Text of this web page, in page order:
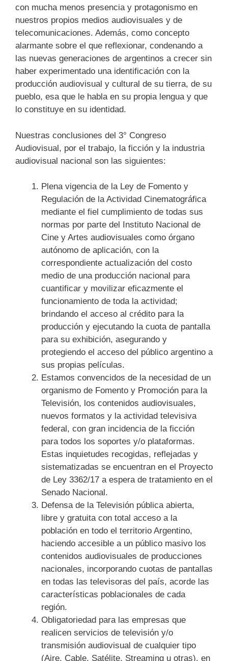
con mucha menos presencia y protagonismo en
nuestros propios medios audiovisuales y de
telecomunicaciones. Además, como concepto
alarmante sobre el que reflexionar, condenando a
las nuevas generaciones de argentinos a crecer sin
haber experimentado una identificación con la
producción audiovisual y cultural de su tierra, de su
pueblo, esa que le habla en su propia lengua y que
lo constituye en su identidad.
Nuestras conclusiones del 3° Congreso
Audiovisual, por el trabajo, la ficción y la industria
audiovisual nacional son las siguientes:
Plena vigencia de la Ley de Fomento y
Regulación de la Actividad Cinematográfica
mediante el fiel cumplimiento de todas sus
normas por parte del Instituto Nacional de
Cine y Artes audiovisuales como órgano
autónomo de aplicación, con la
correspondiente actualización del costo
medio de una producción nacional para
cuantificar y movilizar eficazmente el
funcionamiento de toda la actividad;
brindando el acceso al crédito para la
producción y ejecutando la cuota de pantalla
para su exhibición, asegurando y
protegiendo el acceso del público argentino a
sus propias películas.
Estamos convencidos de la necesidad de un
organismo de Fomento y Promoción para la
Televisión, los contenidos audiovisuales,
nuevos formatos y la actividad televisiva
federal, con gran incidencia de la ficción
para todos los soportes y/o plataformas.
Estas inquietudes recogidas, reflejadas y
sistematizadas se encuentran en el Proyecto
de Ley 3362/17 a espera de tratamiento en el
Senado Nacional.
Defensa de la Televisión pública abierta,
libre y gratuita con total acceso a la
población en todo el territorio Argentino,
haciendo accesible a un público masivo los
contenidos audiovisuales de producciones
nacionales, incorporando cuotas de pantallas
en todas las televisoras del país, acorde las
características poblacionales de cada
región.
Obligatoriedad para las empresas que
realicen servicios de televisión y/o
transmisión audiovisual de cualquier tipo
(Aire, Cable, Satélite, Streaming u otras), en